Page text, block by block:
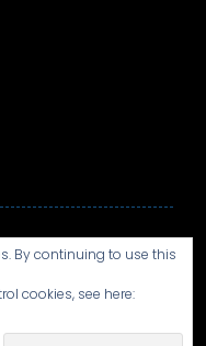
By continuing to use this
cookies, see here: